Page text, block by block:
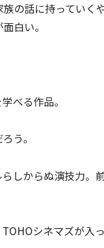
の話に持っていく
白い。
べる作品。
う。
しからぬ演技力。
シネマズが入っ